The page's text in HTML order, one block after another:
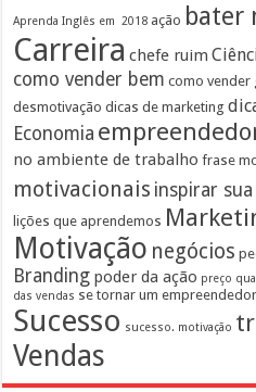
Aprenda Inglês em 2018 ação bater
Carreira chefe ruim
como vender bem como vender
desmotivação dicas de marketing
Economia
no ambiente de trabalho frase
motivacionais inspirar
lições que aprendemos
Motivação negócios
Branding poder da ação preço
das vendas se tornar um empreendedor
Sucesso sucesso. motivação
Vendas